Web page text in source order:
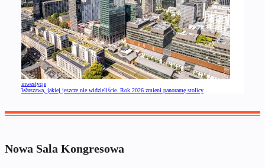
inwestycje
Warszawa, jakiej jeszcze nie widzieliście. Rok 2026 zmieni panoramę stolicy
Nowa Sala Kongresowa